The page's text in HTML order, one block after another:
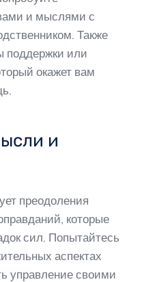
и мыслями с
Также
поддержки или
окажет вам
и
преодоления
которые
сил. Попытайтесь
аспектах
управление своими